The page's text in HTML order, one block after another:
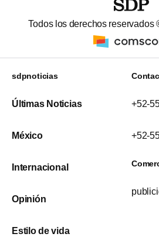
Todos los derechos reservados
sdpnoticias
Últimas Noticias
México
Internacional
Opinión
Estilo de vida
+52-
+52-